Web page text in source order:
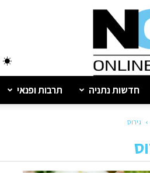
נתניה
חדשות נתניה תרבות ופנאי
גירוס